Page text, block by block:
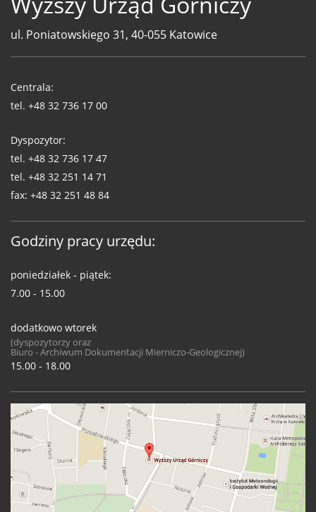
ul. Poniatowskiego 31, 40-055 Katowice
WUG
Centrala:
tel. +48 32 736 17 00
Dyspozytor:
tel. +48 32 736 17 47
tel. +48 32 251 14 71
fax: +48 32 251 48 84
Godziny pracy urzędu:
poniedziałek - piątek:
7.00 - 15.00
dodatkowo wtorek
(dyspozytorzy oraz
Biuro - Archiwum Dokumentacji Mierniczo-Geologicznej)
15.00 - 18.00